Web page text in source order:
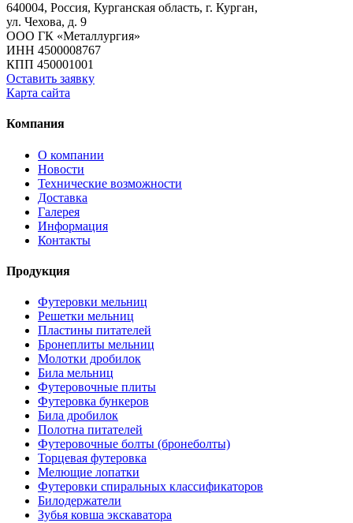
640004, Россия, Курганская область, г. Курган,
ул. Чехова, д. 9
ООО ГК «Металлургия»
ИНН 4500008767
КПП 450001001
Оставить заявку
Карта сайта
Компания
О компании
Новости
Технические возможности
Доставка
Галерея
Информация
Контакты
Продукция
Футеровки мельниц
Решетки мельниц
Пластины питателей
Бронеплиты мельниц
Молотки дробилок
Била мельниц
Футеровочные плиты
Футеровка бункеров
Била дробилок
Полотна питателей
Футеровочные болты (бронеболты)
Торцевая футеровка
Мелющие лопатки
Футеровки спиральных классификаторов
Билодержатели
Зубья ковша экскаватора